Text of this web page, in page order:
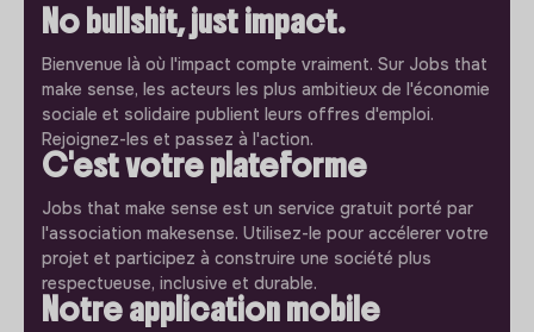
No bullshit, just impact.
Bienvenue là où l'impact compte vraiment. Sur Jobs that
make sense, les acteurs les plus ambitieux de l'économie
sociale et solidaire publient leurs offres d'emploi.
Rejoignez-les et passez à l'action.
C'est votre plateforme
Jobs that make sense est un service gratuit porté par
l'association makesense. Utilisez-le pour accélerer votre
projet et participez à construire une société plus
respectueuse, inclusive et durable.
Notre application mobile